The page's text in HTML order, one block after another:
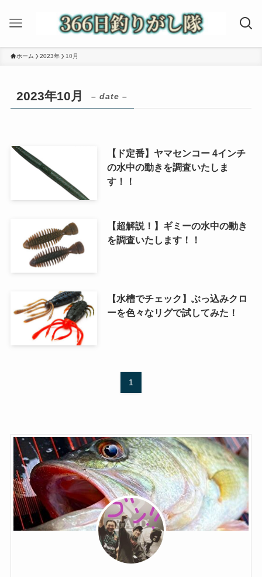
ホーム 2023年 10月
2023年10月 – date –
【ド定番】ヤマセンコー 4インチ
の水中の動きを調査いたしま
す！！
【超解説！】ギミーの水中の動き
を調査いたします！！
【水槽でチェック】ぶっ込みクロ
ーを色々なリグで試してみた！
1